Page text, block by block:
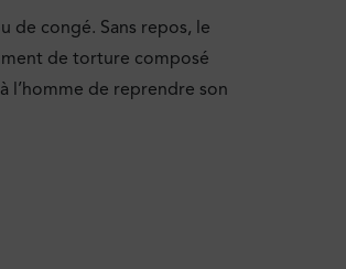
de congé. Sans repos, le
de torture composé
l’homme de reprendre son